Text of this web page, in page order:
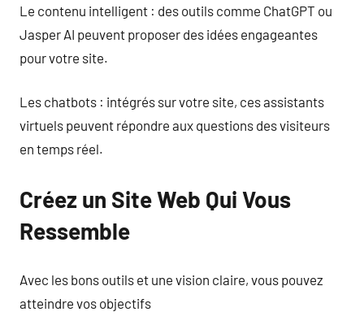
Le contenu intelligent : des outils comme ChatGPT ou
Jasper AI peuvent proposer des idées engageantes
pour votre site.
Les chatbots : intégrés sur votre site, ces assistants
virtuels peuvent répondre aux questions des visiteurs
en temps réel.
Créez un Site Web Qui Vous
Ressemble
Avec les bons outils et une vision claire, vous pouvez
atteindre vos objectifs